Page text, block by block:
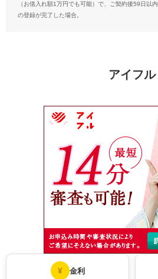
（お借入れ額1万円でも可能）で、ご契約後59日以
の登録が完了した場合。
アイフル
¥ 金利